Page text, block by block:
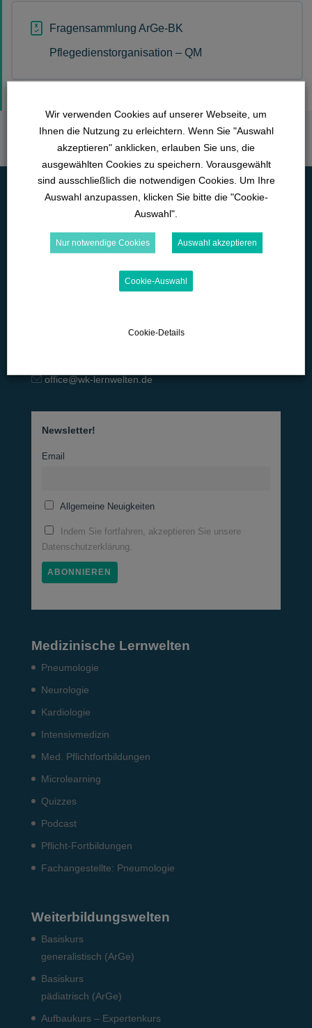
Fragensammlung ArGe-BK
Pflegedienstorganisation – QM
office@wk-lernwelten.de
Newsletter!
Email
Allgemeine Neuigkeiten
Indem Sie fortfahren, akzeptieren Sie unsere
Datenschutzerklärung.
Medizinische Lernwelten
Pneumo­logie
Neurologie
Kardiologie
Intensiv­medizin
Med. Pflichtfort­bildun­gen
Microlearning
Quizzes
Podcast
Pflicht-Fort­bildun­gen
Fach­angestellte: Pneumo­logie
Weiterbildungswelten
Basiskurs
generalistisch (ArGe)
Basiskurs
pädiatrisch (ArGe)
Aufbaukurs – Expertenkurs
Wir verwenden Cookies auf unserer Webseite, um
Ihnen die Nutzung zu erleichtern. Wenn Sie "Auswahl
akzeptieren" anklicken, erlauben Sie uns, die
ausgewählten Cookies zu speichern. Vorausgewählt
sind ausschließlich die notwendigen Cookies. Um Ihre
Auswahl anzupassen, klicken Sie bitte die "Cookie-
Auswahl".
Nur notwendige Cookies Auswahl akzeptieren
Cookie-Auswahl
Cookie-Details